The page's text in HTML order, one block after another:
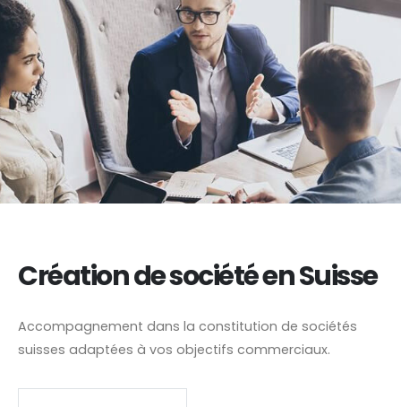
Création de société en Suisse
Accompagnement dans la constitution de sociétés
suisses adaptées à vos objectifs commerciaux.